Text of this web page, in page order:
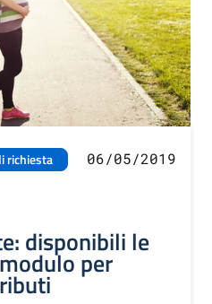
richiesta
06/05/2019
disponibili le
per